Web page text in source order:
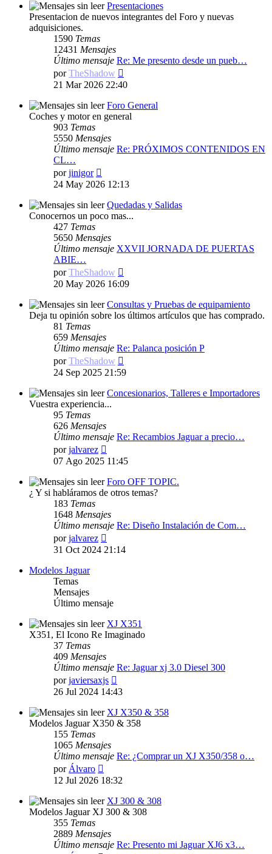
Presentaciones
Presentacion de nuevos integrantes del Foro y nuevas
adquisiciones.
1590 Temas
12431 Mensajes
Último mensaje Re: Me presento desde un pueb…
porTheShadow
último
21 Mar 2026 22:40
Foro General
Coches y motor en general
903 Temas
5550 Mensajes
Último mensaje Re: PRÓXIMOS CONTENIDOS EN
CL…
porjinigor
último
24 May 2026 12:13
Quedadas y Salidas
Conocernos un poco mas...
427 Temas
5650 Mensajes
Último mensaje XXVII JORNADA DE PUERTAS
ABIE…
porTheShadow
último
20 May 2026 16:09
Consultas y Pruebas de equipamiento
Deja tu opinión sobre los últimos artículos que has comprado.
81 Temas
659 Mensajes
Último mensaje Re: Palanca posición P
porTheShadow
último
24 Sep 2025 21:59
Concesionarios, Talleres e Importadores
Vuestra experiencia...
95 Temas
626 Mensajes
Último mensaje Re: Recambios Jaguar a precio…
porjalvarez
último
07 Ago 2025 11:45
Foro OFF TOPIC.
¿ Y si habláramos de otros temas?
183 Temas
1648 Mensajes
Último mensaje Re: Diseño Instalación de Com…
porjalvarez
último
31 Oct 2024 21:14
Modelos Jaguar
Temas
Mensajes
Último mensaje
XJ X351
X351, El Icono Re Imaginado
37 Temas
409 Mensajes
Último mensaje Re: Jaguar xj 3.0 Diesel 300
porjaviersaxjs
último
26 Jul 2024 14:43
XJ X350 & 358
Modelos Jaguar X350 & 358
155 Temas
1065 Mensajes
Último mensaje Re: ¿Comprar un XJ X350/358 o…
porÁlvaro
último
12 Jul 2026 18:32
XJ 300 & 308
Modelos Jaguar XJ 300 & 308
355 Temas
2889 Mensajes
Último mensaje Re: Presento mi Jaguar XJ6 x3…